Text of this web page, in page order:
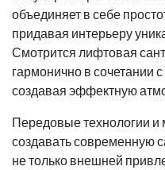
объединяет в себе
придавая интерьеру
Смотрится лифтовая
гармонично в сочетании
создавая эффектную
Передовые технологии
создавать современную
не только внешней